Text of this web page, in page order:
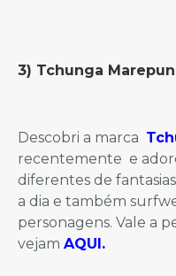
3) Tchunga
Descobri a marca
recentemente e
diferentes de
a dia e também
personagens. Vale a
vejam AQUI .